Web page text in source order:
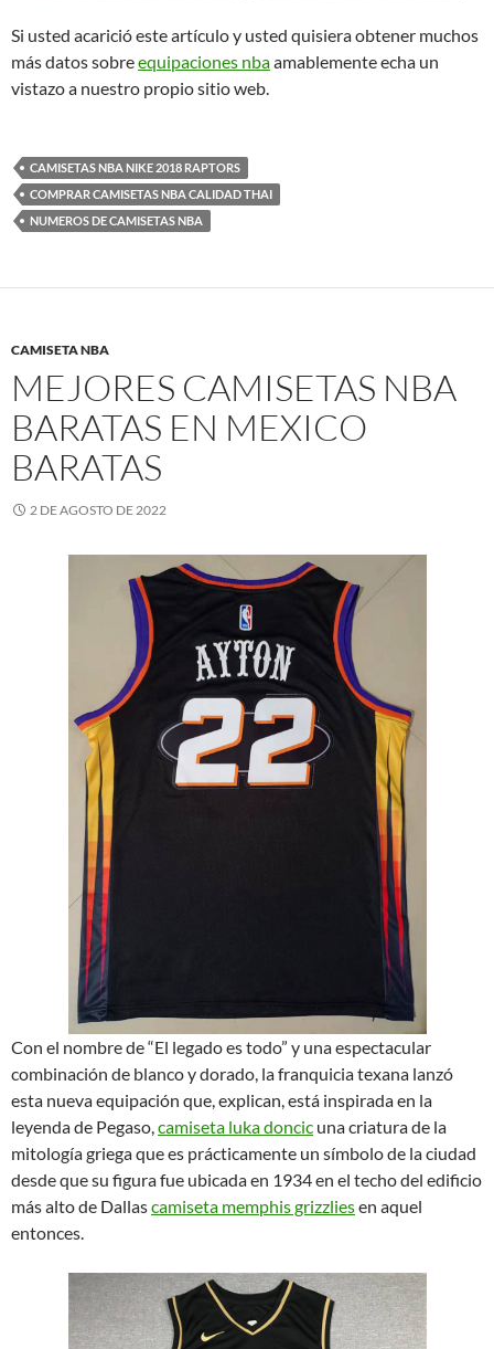
Si usted acarició este artículo y usted quisiera obtener muchos
más datos sobreequipaciones nbaamablemente echa un
vistazo a nuestro propio sitio web.
CAMISETAS NBA NIKE 2018 RAPTORS
COMPRAR CAMISETAS NBA CALIDAD THAI
NUMEROS DE CAMISETAS NBA
CAMISETA NBA
MEJORES CAMISETAS NBA
BARATAS EN MEXICO
BARATAS
2 DE AGOSTO DE 2022
Con el nombre de “El legado es todo” y una espectacular
combinación de blanco y dorado, la franquicia texana lanzó
esta nueva equipación que, explican, está inspirada en la
leyenda de Pegaso, camiseta luka doncic una criatura de la
mitología griega que es prácticamente un símbolo de la ciudad
desde que su figura fue ubicada en 1934 en el techo del edificio
más alto de Dallascamiseta memphis grizzliesen aquel
entonces.